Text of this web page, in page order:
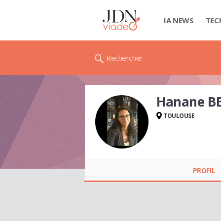
IA NEWS
Rechercher
Hanane
TOULOUSE
PROFIL